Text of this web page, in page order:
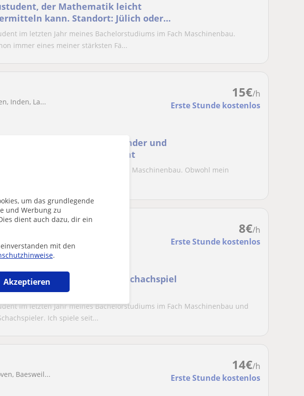
um das grundlegende
und Werbung zu
dient auch dazu, dir ein
mit den
.
Akzeptieren
der Mathematik leicht
kann. Standort: Jülich oder
im letzten Jahr meines Bachelorstudiums im Fach Maschinenbau.
immer eines meiner stärksten Fä...
15€/h
Erste Stunde kostenlos
Inden, La...
Muttersprachlerin für Kinder und
Jülich und Umgebung gesucht
im letzten Bachelorjahr im Fach Maschinenbau. Obwohl mein
8€/h
Erste Stunde kostenlos
mit 1400 ELO, der das Schachspiel
im letzten Jahr meines Bachelorstudiums im Fach Maschinenbau und
Ich spiele seit...
14€/h
Erste Stunde kostenlos
Baesweil...